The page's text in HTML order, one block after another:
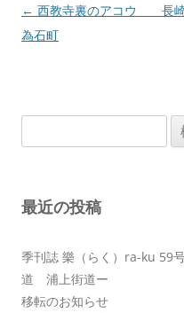
投
稿
ン
← 西教寺裏のアコウ 長
為石町
索:
最近の投稿
季刊誌 樂（らく）ra-ku
道 浦上街道ー
移転のお知らせ